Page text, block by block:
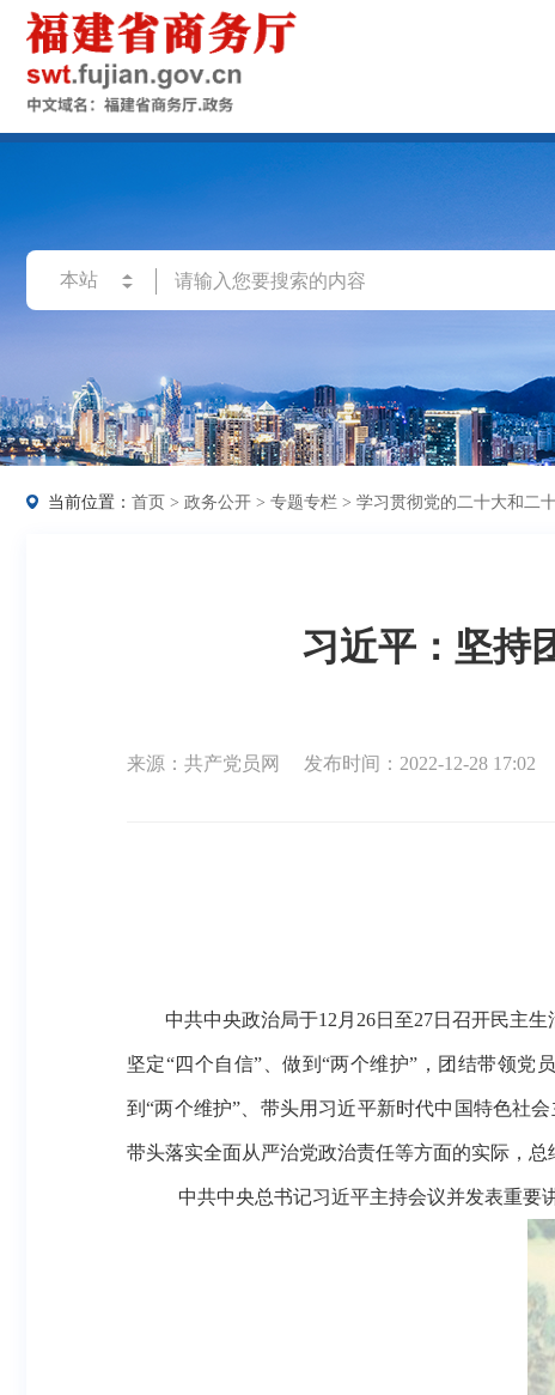
当前位置： 首页 > 政务公开 > 专题专栏 > 学习贯彻党的二十大和二
习近平：坚持
来源：共产党员网 发布时间：2022-12-28 17:02
中共中央政治局于12月26日至27日召开民主
坚定“四个自信”、做到“两个维护”，团结带领
到“两个维护”、带头用习近平新时代中国特色社
带头落实全面从严治党政治责任等方面的实际，
中共中央总书记习近平主持会议并发表重要